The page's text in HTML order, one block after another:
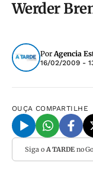
Werder
PorAgencia
16/02/2009 -
OUÇA COMPARTILHE
Siga o A TARDEno